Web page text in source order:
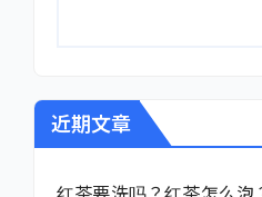
近期文章